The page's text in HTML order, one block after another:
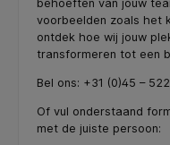
behoeften van jouw
voorbeelden zoals het
ontdek hoe wij jouw
transformeren tot een
Bel ons: +31 (0)45 –
Of vul onderstaand
met de juiste persoon: